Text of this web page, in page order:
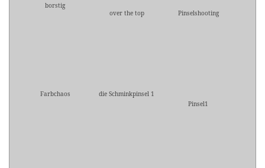
borstig
over the top
Pinselshooting
Farbchaos
die Schminkpinsel 1
Pinsel1